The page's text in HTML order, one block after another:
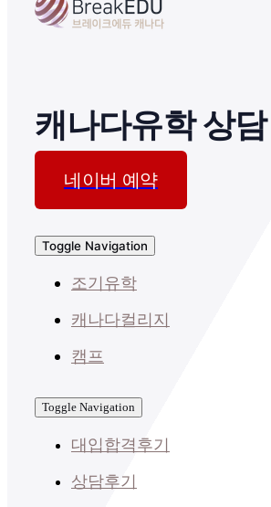
캐나다유학 상담
네이버 예약
Toggle Navigation
조기유학
캐나다컬리지
캠프
Toggle Navigation
대입합격후기
상담후기